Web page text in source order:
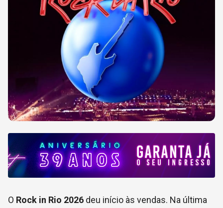
O Rock in Rio 2026 deu início às vendas. Na última